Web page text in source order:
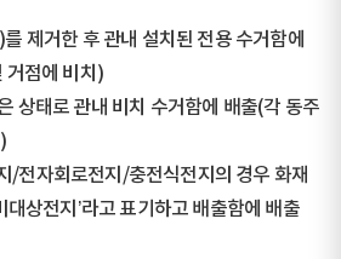
제거한 후 관내 설치된 전용 수거함에
거점에 비치)
상태로 관내 비치 수거함에 배출(각 동주
/전자회로전지/충전식전지의 경우 화재
대상전지’라고 표기하고 배출함에 배출